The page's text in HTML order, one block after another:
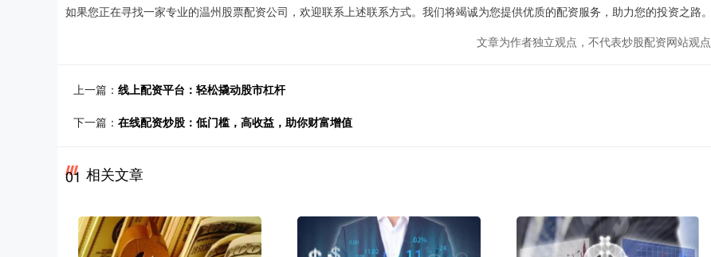
如果您正在寻找一家专业的温州股票配资公司，欢迎联系上述联系方式。我们将竭诚为您提供优质的配资服务，助力您的投资之路。
文章为作者独立观点，不代表炒股配资网站观点
上一篇： 线上配资平台：轻松撬动股市杠杆
下一篇： 在线配资炒股：低门槛，高收益，助你财富增值
01 相关文章